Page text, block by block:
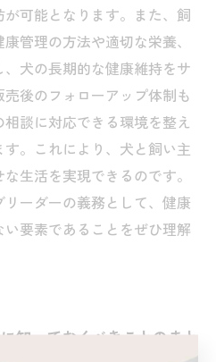
可能となります。また、飼
管理の方法や適切な栄養、
犬の長期的な健康維持をサ
後のフォローアップ体制も
談に対応できる環境を整え
。これにより、犬と飼い主
生活を実現できるのです。
ーダーの義務として、健康
要素であることをぜひ理解
知っておくべきことのまと